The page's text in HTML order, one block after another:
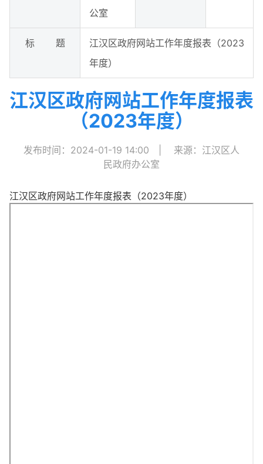
公室
标 题
江汉区政府网站工作年度报表（2023
年度）
江汉区政府网站工作年度报表
（2023年度）
发布时间：2024-01-19 14:00
来源：江汉区人
民政府办公室
江汉区政府网站工作年度报表（2023年度）